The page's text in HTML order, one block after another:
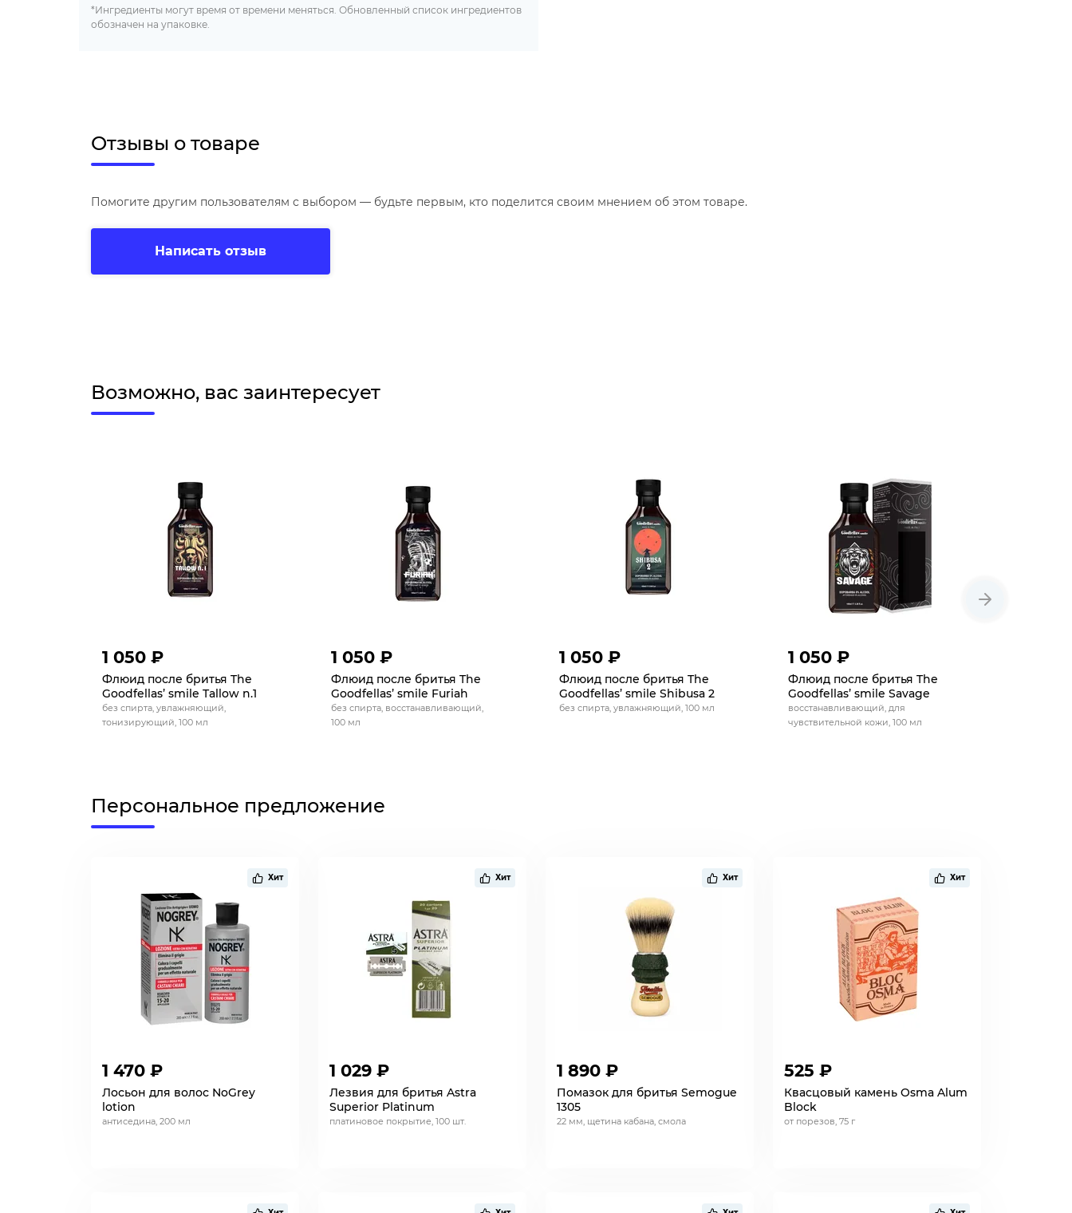
*Ингредиенты могут время от времени меняться. Обновленный список ингредиентов
обозначен на упаковке.
Отзывы о товаре
Помогите другим пользователям с выбором — будьте первым, кто поделится своим мнением об этом товаре.
Написать отзыв
Возможно, вас заинтересует
1 050 ₽
Флюид после бритья The
Goodfellas’ smile Tallow n.1
без спирта, увлажняющий,
тонизирующий, 100 мл
1 050 ₽
Флюид после бритья The
Goodfellas’ smile Furiah
без спирта, восстанавливающий,
100 мл
1 050 ₽
Флюид после бритья The
Goodfellas’ smile Shibusa 2
без спирта, увлажняющий, 100 мл
1 050 ₽
Флюид после бритья The
Goodfellas’ smile Savage
восстанавливающий, для
чувствительной кожи, 100 мл
Персональное предложение
Хит
1 470 ₽
Лосьон для волос NoGrey
lotion
антиседина, 200 мл
Хит
1 029 ₽
Лезвия для бритья Astra
Superior Platinum
платиновое покрытие, 100 шт.
Хит
1 890 ₽
Помазок для бритья Semogue
1305
22 мм, щетина кабана, смола
Хит
525 ₽
Квасцовый камень Osma Alum
Block
от порезов, 75 г